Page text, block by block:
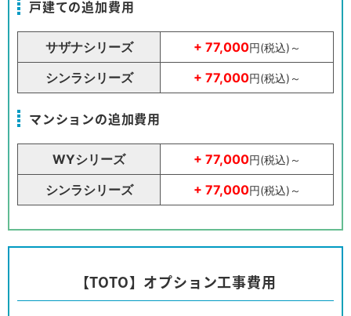
戸建ての追加費用
サザナシリーズ + 77,000円(税込)～
シンラシリーズ + 77,000円(税込)～
マンションの追加費用
WYシリーズ + 77,000円(税込)～
シンラシリーズ + 77,000円(税込)～
【TOTO】オプション工事費用